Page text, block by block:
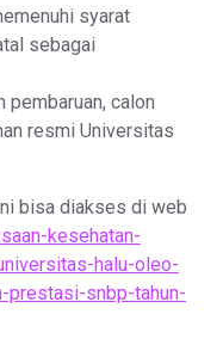
syarat
sebagai
pembaruan, calon
resmi Universitas
bisa diakses di web
kesehatan-
halu-oleo-
prestasi-snbp-tahun-